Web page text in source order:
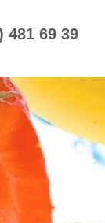
481 69 39